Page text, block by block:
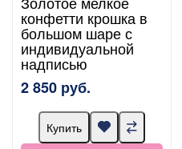
конфетти крошка в
большом шаре с
индивидуальной
надписью
2 850 руб.
Купить